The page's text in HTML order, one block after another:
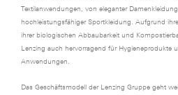
Textilanwendungen, von eleganter
hochleistungsfähiger Sportkleidung. Aufgrund
ihrer biologischen Abbaubarkeit und
Lenzing auch hervorragend für Hygieneprodukte
Anwendungen.
Das Geschäftsmodell der Lenzing Gruppe geht